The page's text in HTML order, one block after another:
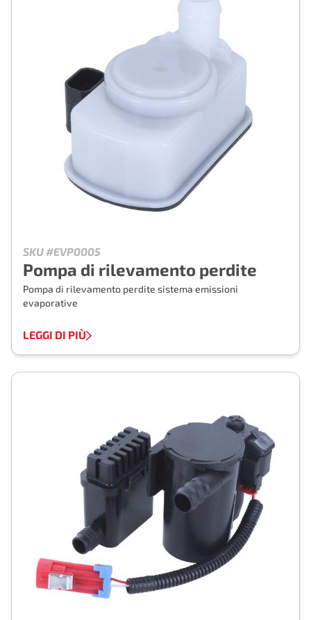
SKU #EVP0005
Pompa di rilevamento perdite
Pompa di rilevamento perdite sistema emissioni
evaporative
LEGGI DI PIÙ